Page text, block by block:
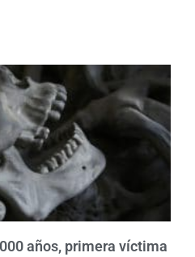
años, primera víctima